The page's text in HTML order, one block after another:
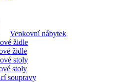
Venkovní nábytek
židle
židle
stoly
stoly
soupravy